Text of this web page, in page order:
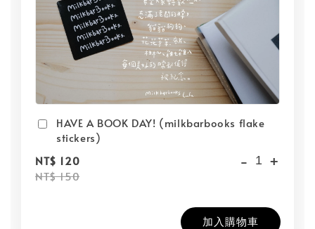
HAVE A BOOK DAY! (milkbarbooks flake
stickers)
NT$ 120
NT$ 150
- +
加入購物車